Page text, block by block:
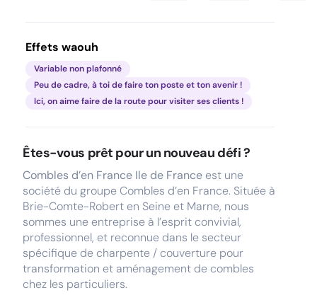
Effets waouh
Variable non plafonné
Peu de cadre, à toi de faire ton poste et ton avenir !
Ici, on aime faire de la route pour visiter ses clients !
Êtes-vous prêt pour un nouveau défi ?
Combles d’en France Ile de France est une
société du groupe Combles d’en France. Située à
Brie-Comte-Robert en Seine et Marne, nous
sommes une entreprise à l’esprit convivial,
professionnel, et reconnue dans le secteur
spécifique de charpente / couverture pour
transformation et aménagement de combles
chez les particuliers.